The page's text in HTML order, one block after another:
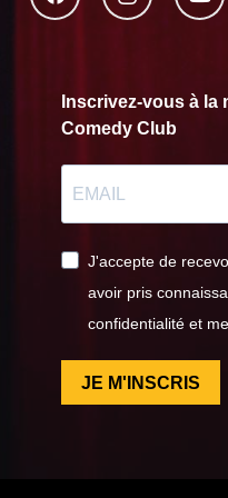
Inscrivez-vous à
Comedy Club
J'accepte de
avoir pris
confidentialité et
JE M'INSCRIS